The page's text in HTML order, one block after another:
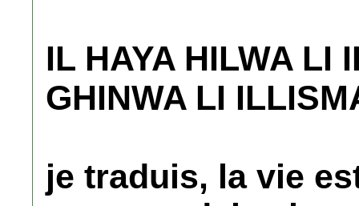
IL HAYA HILWA LI
GHINWA LI
je traduis, la vie